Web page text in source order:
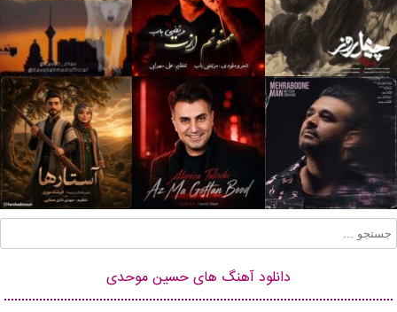
دانلود آهنگ های حسین موحدی